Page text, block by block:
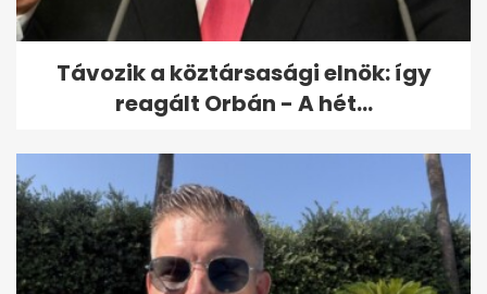
Távozik a köztársasági elnök: így
reagált Orbán - A hét...